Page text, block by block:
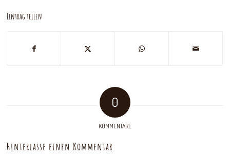
Eintrag teilen
0
KOMMENTARE
Hinterlasse einen Kommentar